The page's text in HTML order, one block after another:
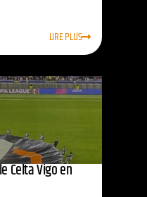
LIRE PLUS
Celta Vigo en